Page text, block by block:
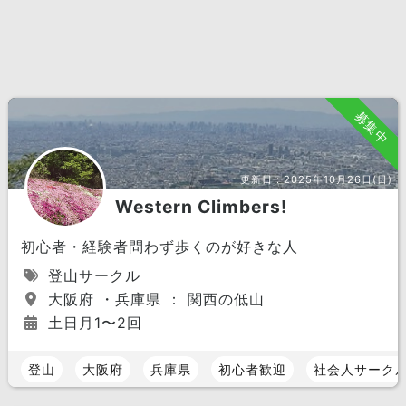
募集中
更新日：2025年10月26日(日)
Western Climbers!
初心者・経験者問わず歩くのが好きな人
登山サークル
大阪府 ・兵庫県 ： 関西の低山
土日月1〜2回
登山 大阪府 兵庫県 初心者歓迎 社会人サーク